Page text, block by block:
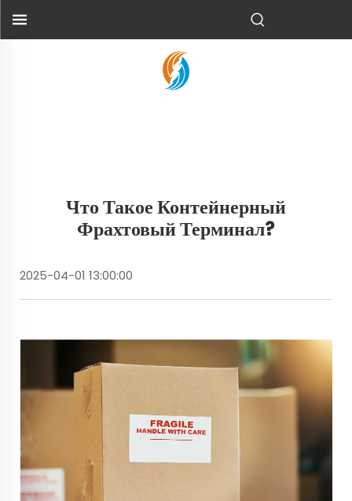
Что Такое Контейнерный
Фрахтовый Терминал?
2025-04-01 13:00:00